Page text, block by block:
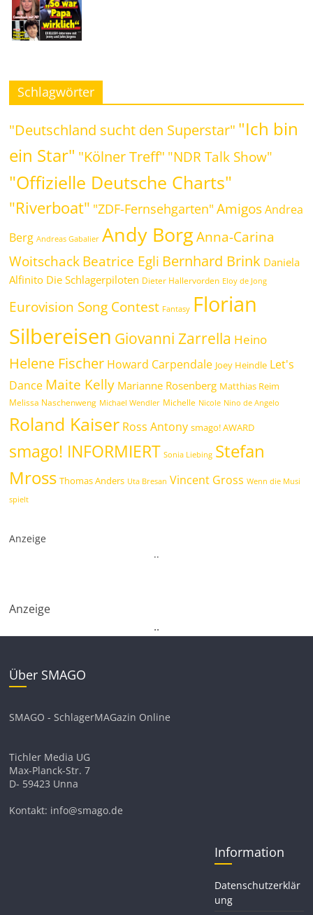
Schlagwörter
"Deutschland sucht den Superstar" "Ich bin
ein Star" "Kölner Treff" "NDR Talk Show"
"Offizielle Deutsche Charts"
"Riverboat" "ZDF-Fernsehgarten" Amigos Andrea
Berg Andreas Gabalier Andy Borg Anna-Carina
WoitschackBeatrice Egli Bernhard Brink Daniela
Alfinito Die Schlagerpiloten Dieter Hallervorden Eloy de Jong
Eurovision Song Contest Fantasy Florian
Silbereisen Giovanni Zarrella Heino
Helene Fischer Howard Carpendale Joey Heindle Let's
Dance Maite Kelly Marianne Rosenberg Matthias Reim
Melissa Naschenweng Michael Wendler Michelle Nicole Nino de Angelo
Roland Kaiser Ross Antony smago! AWARD
smago! INFORMIERT Sonia Liebing Stefan
Mross Thomas Anders Uta Bresan Vincent Gross Wenn die Musi
spielt
Anzeige
..
Anzeige
..
Über SMAGO
SMAGO - SchlagerMAGazin Online
Tichler Media UG
Max-Planck-Str. 7
D- 59423 Unna
Kontakt: info@smago.de
Information
Datenschutzerklär
ung